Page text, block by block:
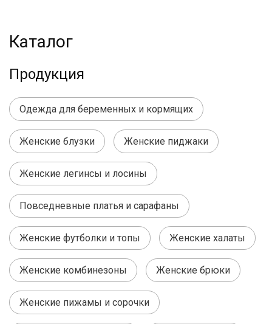
Каталог
Продукция
Одежда для беременных и кормящих
Женские блузки Женские пиджаки
Женские легинсы и лосины
Повседневные платья и сарафаны
Женские футболки и топы Женские халаты
Женские комбинезоны Женские брюки
Женские пижамы и сорочки